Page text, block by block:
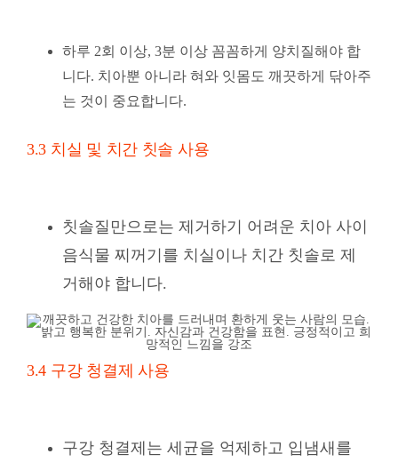
하루 2회 이상, 3분 이상 꼼꼼하게 양치질해야 합
니다. 치아뿐 아니라 혀와 잇몸도 깨끗하게 닦아주
는 것이 중요합니다.
3.3 치실 및 치간 칫솔 사용
칫솔질만으로는 제거하기 어려운 치아 사이
음식물 찌꺼기를 치실이나 치간 칫솔로 제
거해야 합니다.
3.4 구강 청결제 사용
구강 청결제는 세균을 억제하고 입냄새를